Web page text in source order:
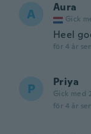
A Aura
Gick
Heel
för 4 år sen
P Priya
Gick med
för 4 år sen